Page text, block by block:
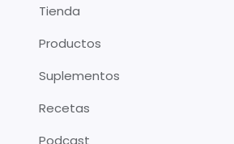
Tienda
Productos
Suplementos
Recetas
Podcast